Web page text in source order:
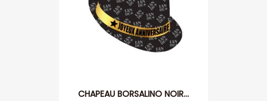
CHAPEAU BORSALINO NOIR...